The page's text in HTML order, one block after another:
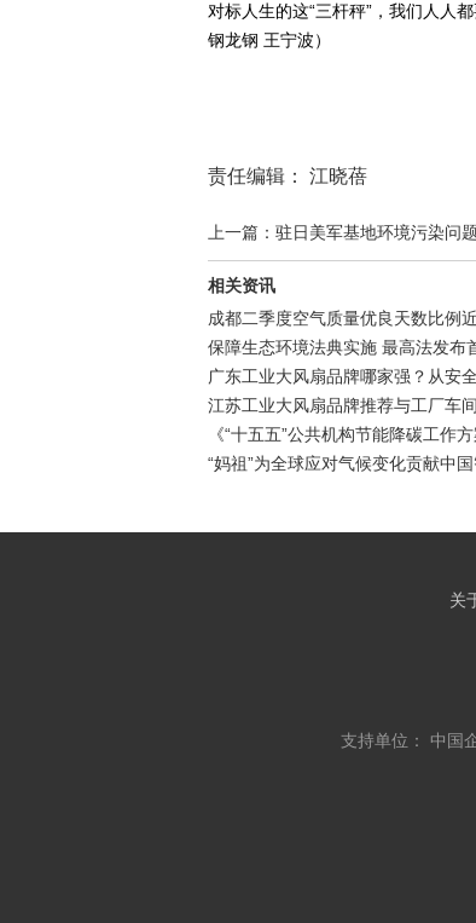
对标人生的这“三杆秤”，我们人人
钢龙钢 王宁波）
责任编辑： 江晓蓓
上一篇：驻日美军基地环境污染问
相关资讯
成都二季度空气质量优良天数比例
保障生态环境法典实施 最高法发布
广东工业大风扇品牌哪家强？从安
江苏工业大风扇品牌推荐与工厂
《“十五五”公共机构节能降碳工作
“妈祖”为全球应对气候变化贡献中
关
支持单位： 中国